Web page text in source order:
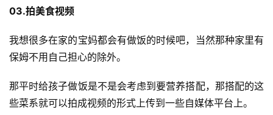
03.拍美食视频
我想很多在家的宝妈都会有做饭的时候吧，当然那种家里有
保姆不用自己担心的除外。
那平时给孩子做饭是不是会考虑到要营养搭配，那搭配的这
些菜系就可以拍成视频的形式上传到一些自媒体平台上。